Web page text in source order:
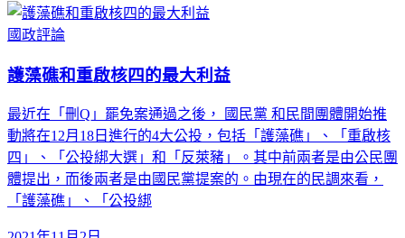
國政評論
護藻礁和重啟核四的最大利益
最近在「刪Q」罷免案通過之後， 國民黨 和民間團體開始推
動將在12月18日進行的4大公投，包括「護藻礁」、「重啟核
四」、「公投綁大選」和「反萊豬」。其中前兩者是由公民團
體提出，而後兩者是由國民黨提案的。由現在的民調來看，
「護藻礁」、「公投綁